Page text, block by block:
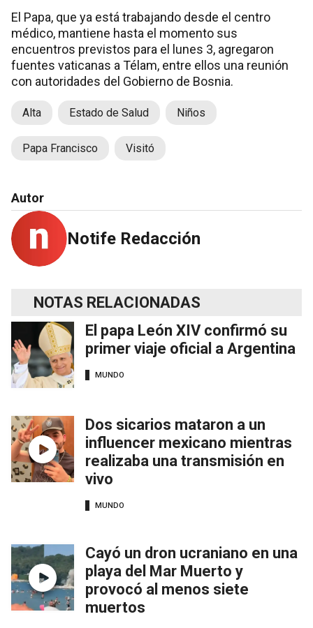
El Papa, que ya está trabajando desde el centro
médico, mantiene hasta el momento sus
encuentros previstos para el lunes 3, agregaron
fuentes vaticanas a Télam, entre ellos una reunión
con autoridades del Gobierno de Bosnia.
Alta Estado de Salud Niños
Papa Francisco Visitó
Autor
Notife Redacción
NOTAS RELACIONADAS
El papa León XIV confirmó su
primer viaje oficial a Argentina
MUNDO
Dos sicarios mataron a un
influencer mexicano mientras
realizaba una transmisión en
vivo
MUNDO
Cayó un dron ucraniano en una
playa del Mar Muerto y
provocó al menos siete
muertos